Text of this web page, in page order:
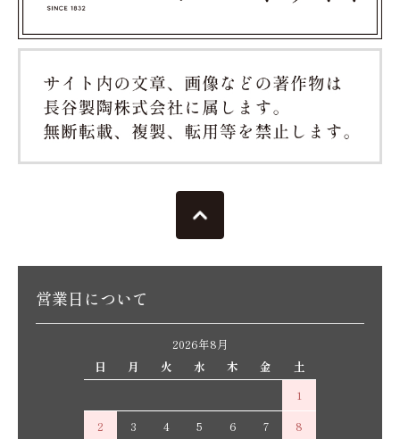
営業日について
2026年8月
日
月 火 水 木 金
土
1
2
3 4 5 6 7
8